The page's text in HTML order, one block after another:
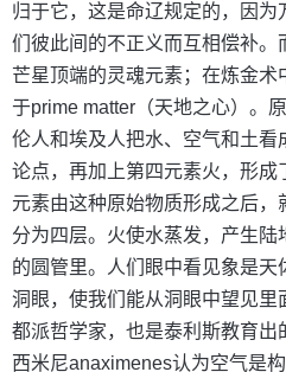
归于它，这是命辽规定的，因
们彼此间的不正义而互相偿补。
芒星顶端的灵魂元素；在炼金术
于prime matter（天地之心）。
伦人和埃及人把水、空气和土看
论点，再加上第四元素火，形成
元素由这种原始物质形成之后
分为四层。火使水蒸发，产生
的圆管里。人们眼中看见象是
洞眼，使我们能从洞眼中望见里
都派哲学家，也是泰利斯教育
西米尼anaximenes认为空气是